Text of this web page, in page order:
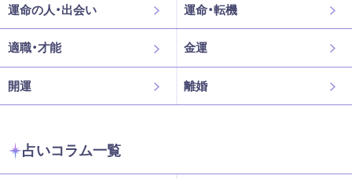
運命の人・出会い 運命・転機
適職・才能 金運
開運 離婚
占いコラム一覧